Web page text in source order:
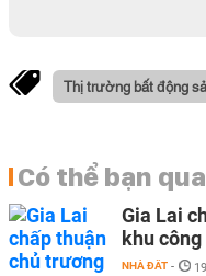
Thị trường bất động
Có thể bạn
Gia Lai
khu
NHÀ ĐẤT -